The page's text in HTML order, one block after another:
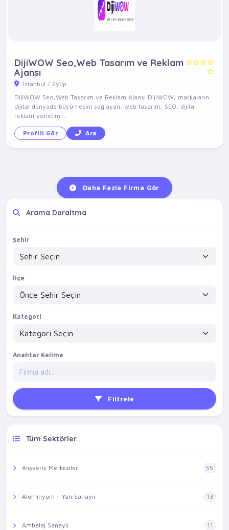
DijiWOW Seo,Web Tasarım ve Reklam
Ajansı
İstanbul / Eyüp
DijiWOW Seo,Web Tasarım ve Reklam Ajansı DijiWOW, markaların
dijital dünyada büyümesini sağlayan, web tasarım, SEO, dijital
reklam yönetimi...
Profili Gör Ara
Daha Fazla Firma Gör
Arama Daraltma
Şehir
İlçe
Kategori
Anahtar Kelime
Filtrele
Tüm Sektörler
Alışveriş Merkezileri 55
Alüminyum - Yan Sanayii 13
Ambalaj Sanayii 11